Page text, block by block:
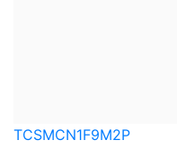
TCSMCN1F9M2P